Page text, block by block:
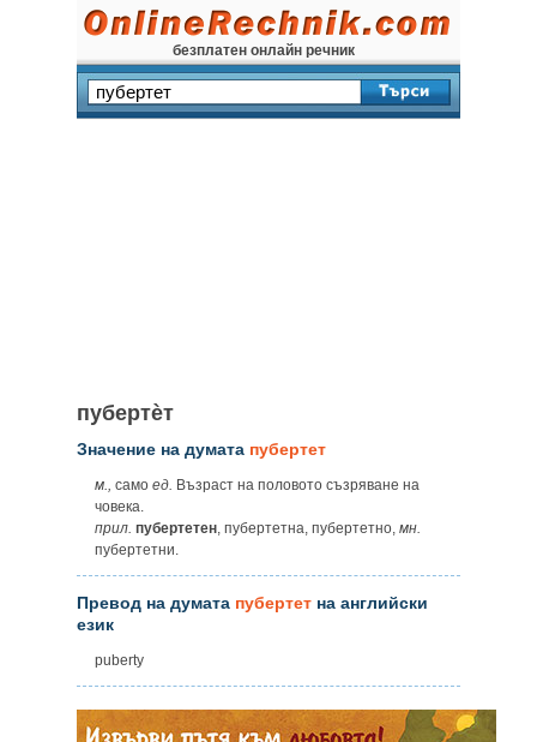
безплатен онлайн речник
пубертѐт
Значение на думата пубертет
м., само ед. Възраст на половото съзряване на
човека.
прил. пубертетен, пубертетна, пубертетно, мн.
пубертетни.
Превод на думата пубертет на английски
език
puberty